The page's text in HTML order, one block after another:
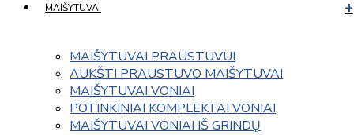
MAIŠYTUVAI
MAIŠYTUVAI PRAUSTUVUI
AUKŠTI PRAUSTUVO MAIŠYTUVAI
MAIŠYTUVAI VONIAI
POTINKINIAI KOMPLEKTAI VONIAI
MAIŠYTUVAI VONIAI IŠ GRINDŲ